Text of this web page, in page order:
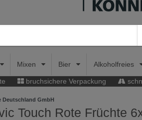
Mixen Bier Alkoholfreies
bruchsichere Verpackung
Deutschland GmbH
Touch Rote Früchte